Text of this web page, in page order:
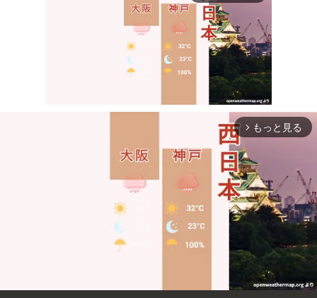
Mute
arrow_forward_ios もっと見る